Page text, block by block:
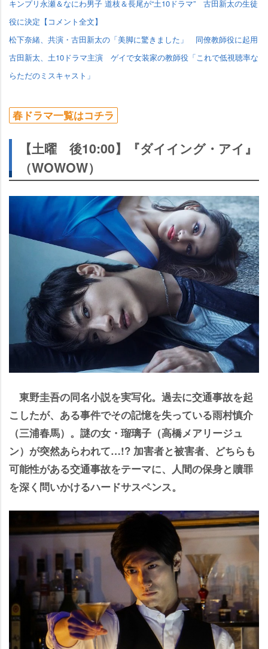
キンプリ永瀬＆なにわ男子 道枝＆長尾が“土10ドラマ” 古田新太の生徒
役に決定【コメント全文】
松下奈緒、共演・古田新太の「美脚に驚きました」 同僚教師役に起用
古田新太、土10ドラマ主演 ゲイで女装家の教師役「これで低視聴率な
らただのミスキャスト」
春ドラマ一覧はコチラ
【土曜 後10:00】『ダイイング・アイ』
（WOWOW）
東野圭吾の同名小説を実写化。過去に交通事故を起
こしたが、ある事件でその記憶を失っている雨村慎介
（三浦春馬）。謎の女・瑠璃子（高橋メアリージュ
ン）が突然あらわれて…!? 加害者と被害者、どちらも
可能性がある交通事故をテーマに、人間の保身と贖罪
を深く問いかけるハードサスペンス。